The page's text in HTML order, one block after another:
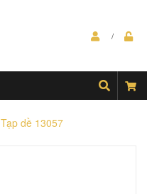
Tạp dề 13057